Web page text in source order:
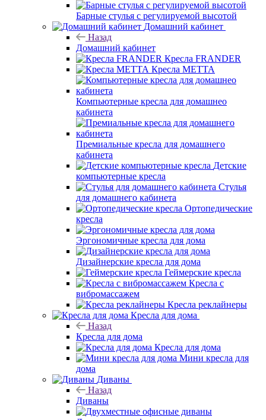
Барные стулья с регулируемой высотой
Домашний кабинет
Назад
Домашний кабинет
Кресла FRANDER
Кресла METTA
Компьютерные кресла для домашнео
кабинета
Премиальные кресла для домашнего
кабинета
Детские
компьютерные кресла
Стулья
для домашнего кабинета
Ортопедические
кресла
Эргономичные кресла для дома
Дизайнерские кресла для дома
Геймерские кресла
Кресла с
вибромассажем
Кресла реклайнеры
Кресла для дома
Назад
Кресла для дома
Кресла для дома
Мини кресла для
дома
Диваны
Назад
Диваны